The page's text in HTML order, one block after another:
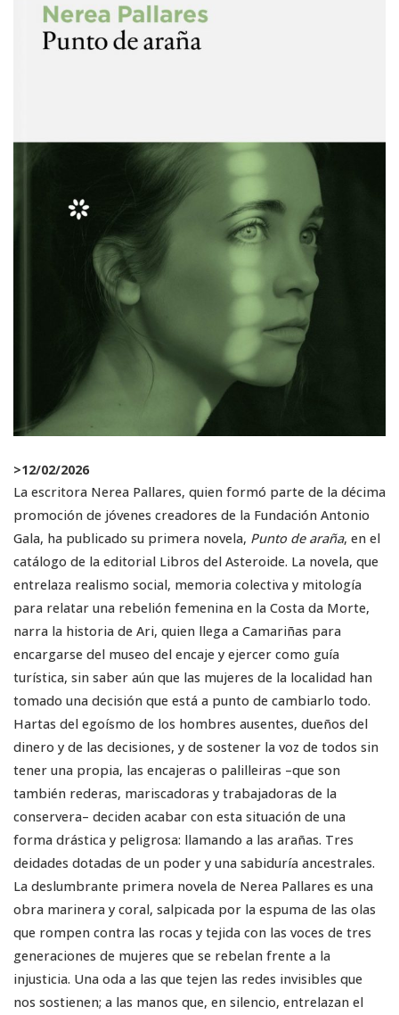
>12/02/2026
La escritora Nerea Pallares, quien formó parte de la décima
promoción de jóvenes creadores de la Fundación Antonio
Gala, ha publicado su primera novela, Punto de araña, en el
catálogo de la editorial Libros del Asteroide. La novela, que
entrelaza realismo social, memoria colectiva y mitología
para relatar una rebelión femenina en la Costa da Morte,
narra la historia de Ari, quien llega a Camariñas para
encargarse del museo del encaje y ejercer como guía
turística, sin saber aún que las mujeres de la localidad han
tomado una decisión que está a punto de cambiarlo todo.
Hartas del egoísmo de los hombres ausentes, dueños del
dinero y de las decisiones, y de sostener la voz de todos sin
tener una propia, las encajeras o palilleiras –que son
también rederas, mariscadoras y trabajadoras de la
conservera– deciden acabar con esta situación de una
forma drástica y peligrosa: llamando a las arañas. Tres
deidades dotadas de un poder y una sabiduría ancestrales.
La deslumbrante primera novela de Nerea Pallares es una
obra marinera y coral, salpicada por la espuma de las olas
que rompen contra las rocas y tejida con las voces de tres
generaciones de mujeres que se rebelan frente a la
injusticia. Una oda a las que tejen las redes invisibles que
nos sostienen; a las manos que, en silencio, entrelazan el